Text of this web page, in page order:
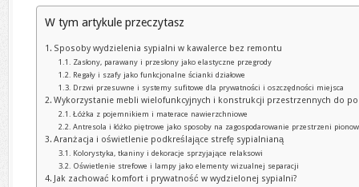
W tym artykule przeczytasz
Sposoby wydzielenia sypialni w kawalerce bez remontu
Zasłony, parawany i przesłony jako elastyczne przegrody
Regały i szafy jako funkcjonalne ścianki działowe
Drzwi przesuwne i systemy sufitowe dla prywatności i oszczędności miejsca
Wykorzystanie mebli wielofunkcyjnych i konstrukcji przestrzennych do
Łóżka z pojemnikiem i materace nawierzchniowe
Antresola i łóżko piętrowe jako sposoby na zagospodarowanie przestrzeni
Aranżacja i oświetlenie podkreślające strefę sypialnianą
Kolorystyka, tkaniny i dekoracje sprzyjające relaksowi
Oświetlenie strefowe i lampy jako elementy wizualnej separacji
Jak zachować komfort i prywatność w wydzielonej sypialni?